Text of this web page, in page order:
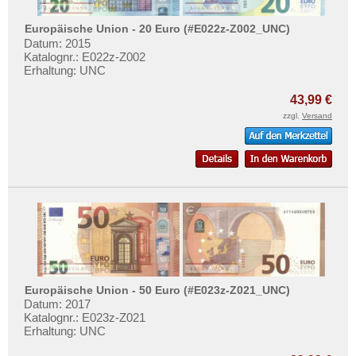
Guernsey
Irland
Island
Lettland
Liechtenstein
Litauen
Luxemburg
Malta
Mazedonien
Mehr über...
Zahlungsbedingungen
Privatsphäre und Datenschutz
Europäische Union - 20 Euro (#E022z-Z002_UNC)
Datum: 2015
Katalognr.: E022z-Z002
Erhaltung: UNC
43,99 €
zzgl. Versand
Europäische Union - 50 Euro (#E023z-Z021_UNC)
Datum: 2017
Katalognr.: E023z-Z021
Erhaltung: UNC